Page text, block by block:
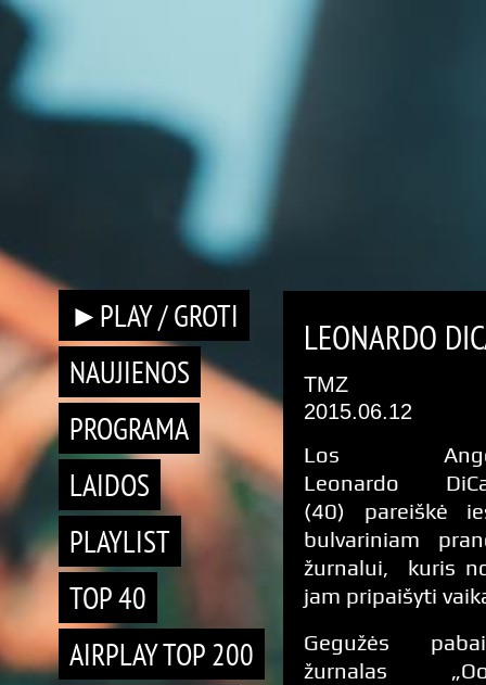
►PLAY / GROTI
NAUJIENOS
PROGRAMA
LAIDOS
PLAYLIST
TOP 40
AIRPLAY TOP 200
LEONARDO
TMZ
2015.06.12
Los
Leonardo
(40) pareiškė
bulvariniam
žurnalui, kuris
jam pripaišyti
Gegužės
žurnalas